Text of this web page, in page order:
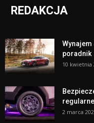
REDAKCJA
Wynajem
poradnik
10 kwietnia
2 marca